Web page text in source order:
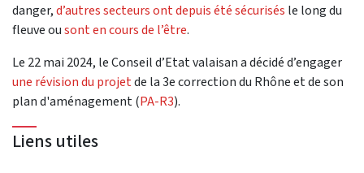
danger,d’autres secteurs ont depuis été sécurisés le long du
fleuve ousont en cours de l’être.
Le 22 mai 2024, le Conseil d’Etat valaisan a décidé d’engager
une révision du projetde la 3e correction du Rhône et de son
plan d'aménagement (PA-R3).
Liens utiles